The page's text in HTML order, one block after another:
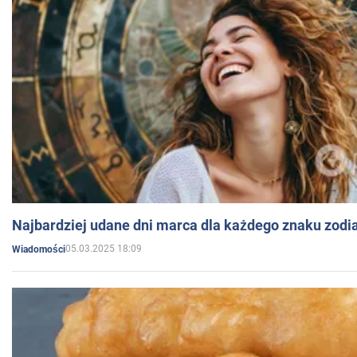
Najbardziej udane dni marca dla każdego znaku
Wiadomości05.03.2025 18:09